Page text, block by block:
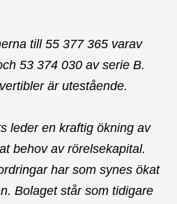
till 55 377 365 varav
53 374 030 av serie B.
är utestående.
leder en kraftig ökning av
behov av rörelsekapital.
har som synes ökat
Bolaget står som tidigare